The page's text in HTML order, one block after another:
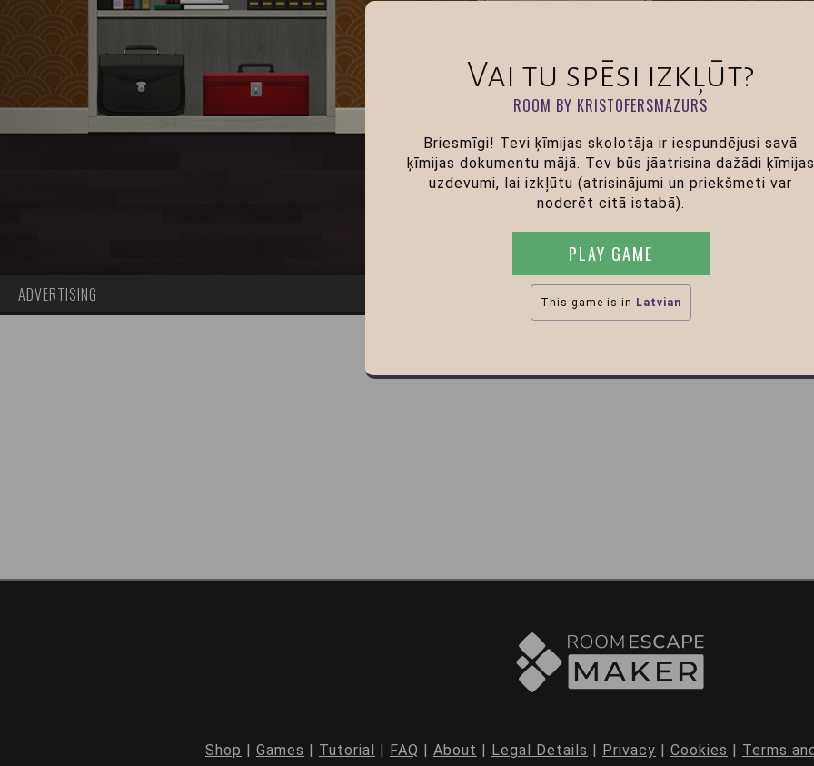
ADVERTISING
Vai tu spēsi izkļūt?
ROOM BY KRISTOFERSMAZURS
Briesmīgi! Tevi ķīmijas skolotāja ir iespundējusi savā
ķīmijas dokumentu mājā. Tev būs jāatrisina dažādi ķīmijas
uzdevumi, lai izkļūtu (atrisinājumi un priekšmeti var
noderēt citā istabā).
PLAY GAME
This game is in Latvian
Shop | Games | Tutorial | FAQ | About | Legal Details | Privacy | Cookies | Terms